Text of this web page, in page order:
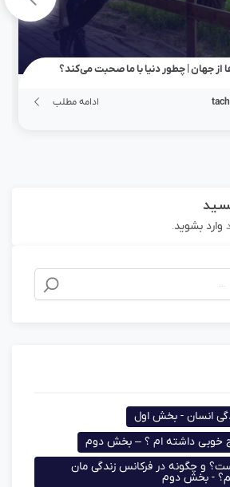
جهان | چطور دنیا با ما صحبت می‌کند؟
ادامه مطلب
بشوید.
انسان - بخش اول
خوبی داشته ام ؟ – بخش دوم
و چگونه در فرکانس زندگی مان
- بخش دوم